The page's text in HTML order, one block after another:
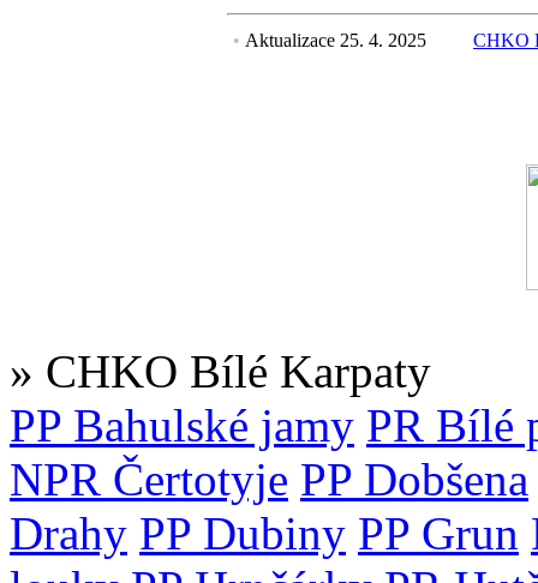
• Aktualizace 25. 4. 2025 CHKO
» CHKO Bílé Karpaty
PP Bahulské jamy PR Bílé
NPR Čertotyje PP Dobšena
Drahy PP Dubiny PP Grun